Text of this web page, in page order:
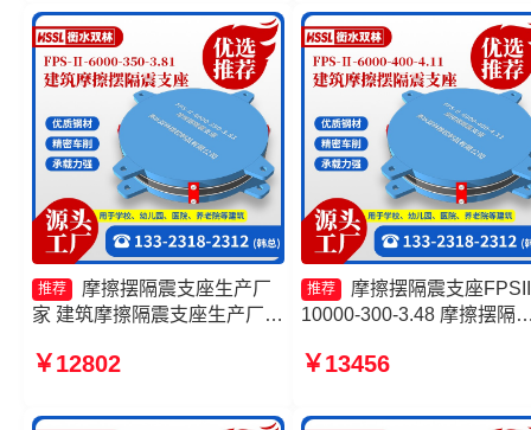
推荐
摩擦摆隔震支座生产厂
家 建筑摩擦隔震支座生产厂家
FPSII-10000-400-4.11厂家 摩
300-3.48厂家
￥12802
推荐
摩擦摆隔震支座
10000-300-3.48 摩擦摆隔
FPSII-1000-400-4.11生产
￥13456